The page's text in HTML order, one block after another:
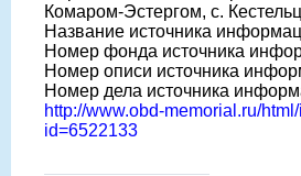
Комаром-Эстергом, с.
Название источника
Номер фонда источника
Номер описи источника
Номер дела источника
http://www.obd-memorial.ru/
id=6522133